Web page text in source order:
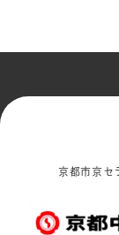
京都市京セ